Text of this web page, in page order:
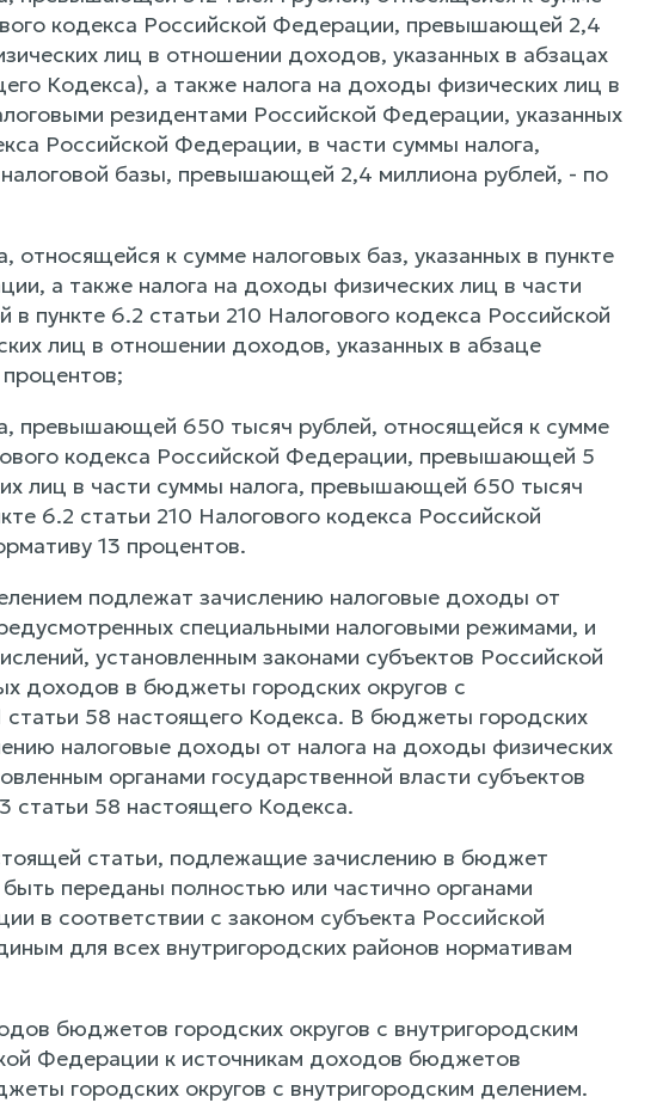
кодекса Российской Федерации, превышающей 2,4
лиц в отношении доходов, указанных в абзацах
Кодекса), а также налога на доходы физических лиц в
резидентами Российской Федерации, указанных
Российской Федерации, в части суммы налога,
базы, превышающей 2,4 миллиона рублей, - по
к сумме налоговых баз, указанных в пункте
а также налога на доходы физических лиц в части
пункте 6.2 статьи 210 Налогового кодекса Российской
лиц в отношении доходов, указанных в абзаце
превышающей 650 тысяч рублей, относящейся к сумме
кодекса Российской Федерации, превышающей 5
лиц в части суммы налога, превышающей 650 тысяч
6.2 статьи 210 Налогового кодекса Российской
13 процентов.
подлежат зачислению налоговые доходы от
специальными налоговыми режимами, и
установленным законами субъектов Российской
доходов в бюджеты городских округов с
статьи 58 настоящего Кодекса. В бюджеты городских
налоговые доходы от налога на доходы физических
органами государственной власти субъектов
статьи 58 настоящего Кодекса.
статьи, подлежащие зачислению в бюджет
переданы полностью или частично органами
в соответствии с законом субъекта Российской
для всех внутригородских районов нормативам
бюджетов городских округов с внутригородским
Федерации к источникам доходов бюджетов
городских округов с внутригородским делением.